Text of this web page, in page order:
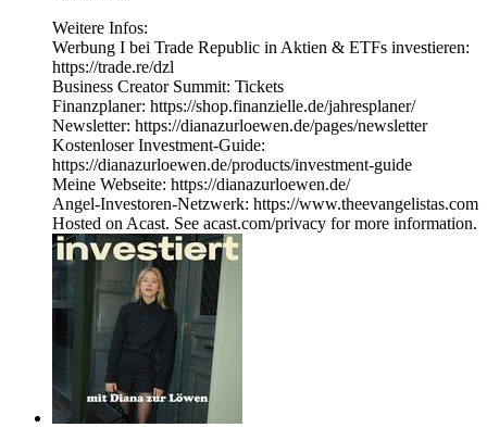
Weitere Infos:
Werbung I bei Trade Republic in Aktien & ETFs investieren:
https://trade.re/dzl
Business Creator Summit: Tickets
Finanzplaner: https://shop.finanzielle.de/jahresplaner/
Newsletter: https://dianazurloewen.de/pages/newsletter
Kostenloser Investment-Guide:
https://dianazurloewen.de/products/investment-guide
Meine Webseite: https://dianazurloewen.de/
Angel-Investoren-Netzwerk: https://www.theevangelistas.com
Hosted on Acast. See acast.com/privacy for more information.